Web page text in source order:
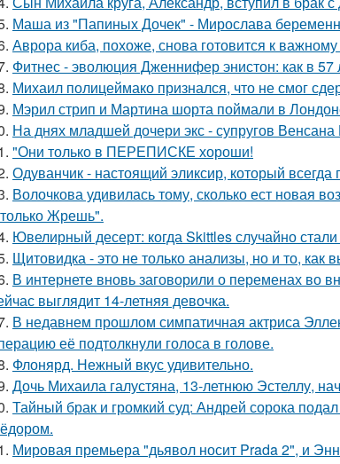
Маша из "Папиных Дочек" - Мирослава
Аврора киба, похоже, снова готовится к
Фитнес - эволюция Дженнифер энистон: как в 57
Михаил полицеймако признался, что не смог
Мэрил стрип и Мартина шорта поймали в
На днях младшей дочери экс - супругов
"Они только в ПЕРЕПИСКЕ хороши!
Одуванчик - настоящий эликсир, который всегда
Волочкова удивилась тому, сколько ест
Жрешь".
Ювелирный десерт: когда Skittles случайно
Щитовидка - это не только анализы, но и то, как
В интернете вновь заговорили о переменах
выглядит 14-летняя девочка.
В недавнем прошлом симпатичная актриса
её подтолкнули голоса в голове.
Флонярд. Нежный вкус удивительно.
Дочь Михаила галустяна, 13-летнюю Эстеллу,
Тайный брак и громкий суд: Андрей сорока
Мировая премьера "дьявол носит Prada 2", и